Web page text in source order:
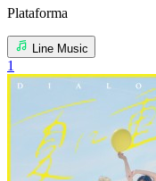
Plataforma
Line Music
1